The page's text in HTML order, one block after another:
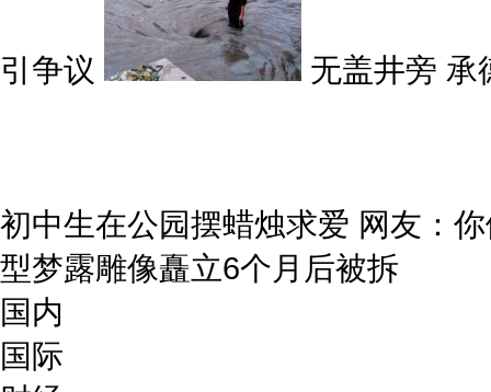
引争议 无盖井旁 承
初中生在公园摆蜡烛求爱 网友：
型梦露雕像矗立6个月后被拆
国内
国际